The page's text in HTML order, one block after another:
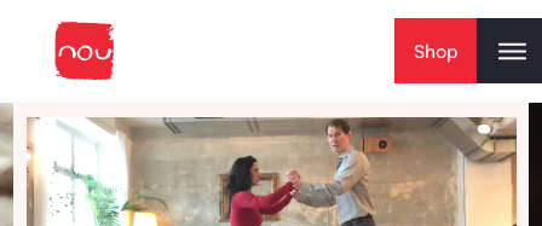
Shop